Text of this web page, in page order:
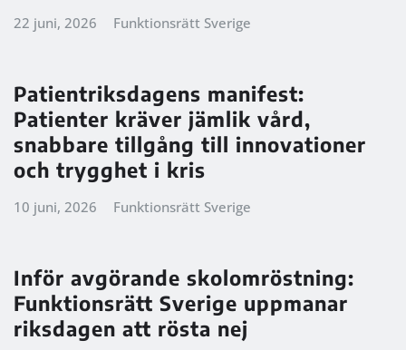
22 juni, 2026 Funktionsrätt Sverige
Patientriksdagens manifest:
Patienter kräver jämlik vård,
snabbare tillgång till innovationer
och trygghet i kris
10 juni, 2026 Funktionsrätt Sverige
Inför avgörande skolomröstning:
Funktionsrätt Sverige uppmanar
riksdagen att rösta nej